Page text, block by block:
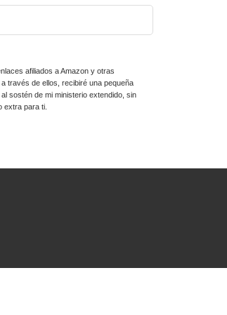
afiliados a Amazon y otras
través de ellos, recibiré una pequeña
sostén de mi ministerio extendido, sin
extra para ti.